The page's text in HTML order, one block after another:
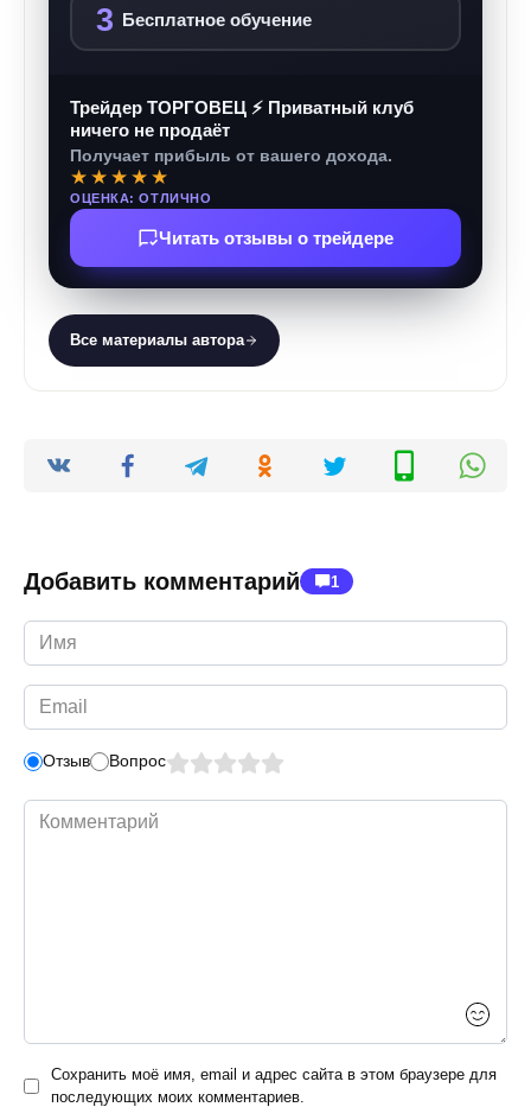
3 Бесплатное обучение
Трейдер ТОРГОВЕЦ ⚡ Приватный клуб
ничего не продаёт
Получает прибыль от вашего дохода.
★★★★★
ОЦЕНКА: ОТЛИЧНО
Читать отзывы о трейдере
Все материалы автора
Добавить комментарий 1
Имя
*
Email
*
Отзыв Вопрос
Комментарий
Сохранить моё имя, email и адрес сайта в этом браузере для
последующих моих комментариев.